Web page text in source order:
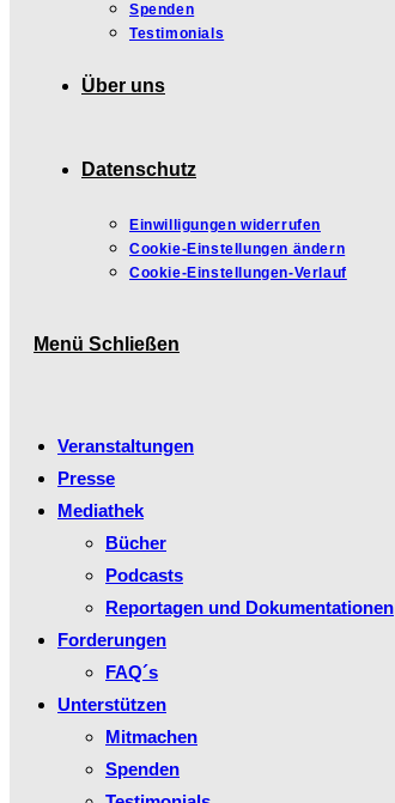
Spenden
Testimonials
Über uns
Datenschutz
Einwilligungen widerrufen
Cookie-Einstellungen ändern
Cookie-Einstellungen-Verlauf
Menü Schließen
Veranstaltungen
Presse
Mediathek
Bücher
Podcasts
Reportagen und Dokumentationen
Forderungen
FAQ´s
Unterstützen
Mitmachen
Spenden